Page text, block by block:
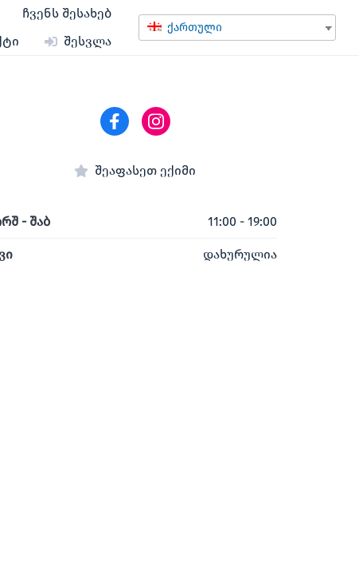
ჩვენს შესახებ
შესვლა
ქართული
შეაფასეთ ექიმი
- შაბ 11:00 - 19:00
დახურულია